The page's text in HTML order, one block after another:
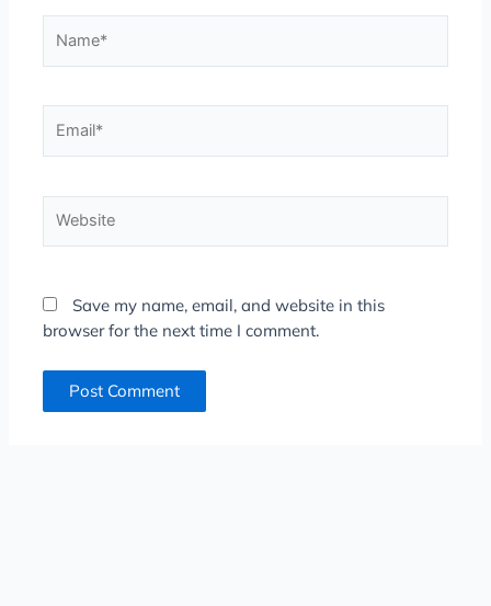
Save my name, email, and website in this
browser for the next time I comment.